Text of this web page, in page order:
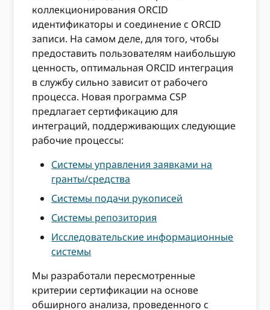
коллекционирования ORCID
идентификаторы и соединение с ORCID
записи. На самом деле, для того, чтобы
предоставить пользователям наибольшую
ценность, оптимальная ORCID интеграция
в службу сильно зависит от рабочего
процесса. Новая программа CSP
предлагает сертификацию для
интеграций, поддерживающих следующие
рабочие процессы:
Системы управления заявками на
гранты/средства
Системы подачи рукописей
Системы репозитория
Исследовательские информационные
системы
Мы разработали пересмотренные
критерии сертификации на основе
обширного анализа, проведенного с